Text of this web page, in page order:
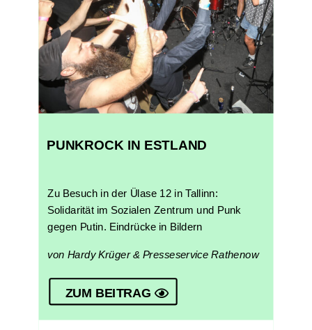
PUNKROCK IN ESTLAND
Zu Besuch in der Ülase 12 in Tallinn:
Solidarität im Sozialen Zentrum und Punk
gegen Putin. Eindrücke in Bildern
von Hardy Krüger & Presseservice Rathenow
ZUM BEITRAG